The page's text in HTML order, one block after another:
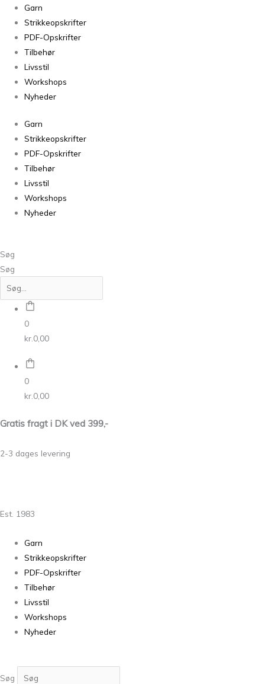
Garn
Strikkeopskrifter
PDF-Opskrifter
Tilbehør
Livsstil
Workshops
Nyheder
Garn
Strikkeopskrifter
PDF-Opskrifter
Tilbehør
Livsstil
Workshops
Nyheder
Søg
Søg
0
kr. 0,00
0
kr. 0,00
Gratis fragt i DK ved 399,-
2-3 dages levering
Est. 1983
Garn
Strikkeopskrifter
PDF-Opskrifter
Tilbehør
Livsstil
Workshops
Nyheder
Søg
Ballerina
4315
Chunky
Mohair
antal